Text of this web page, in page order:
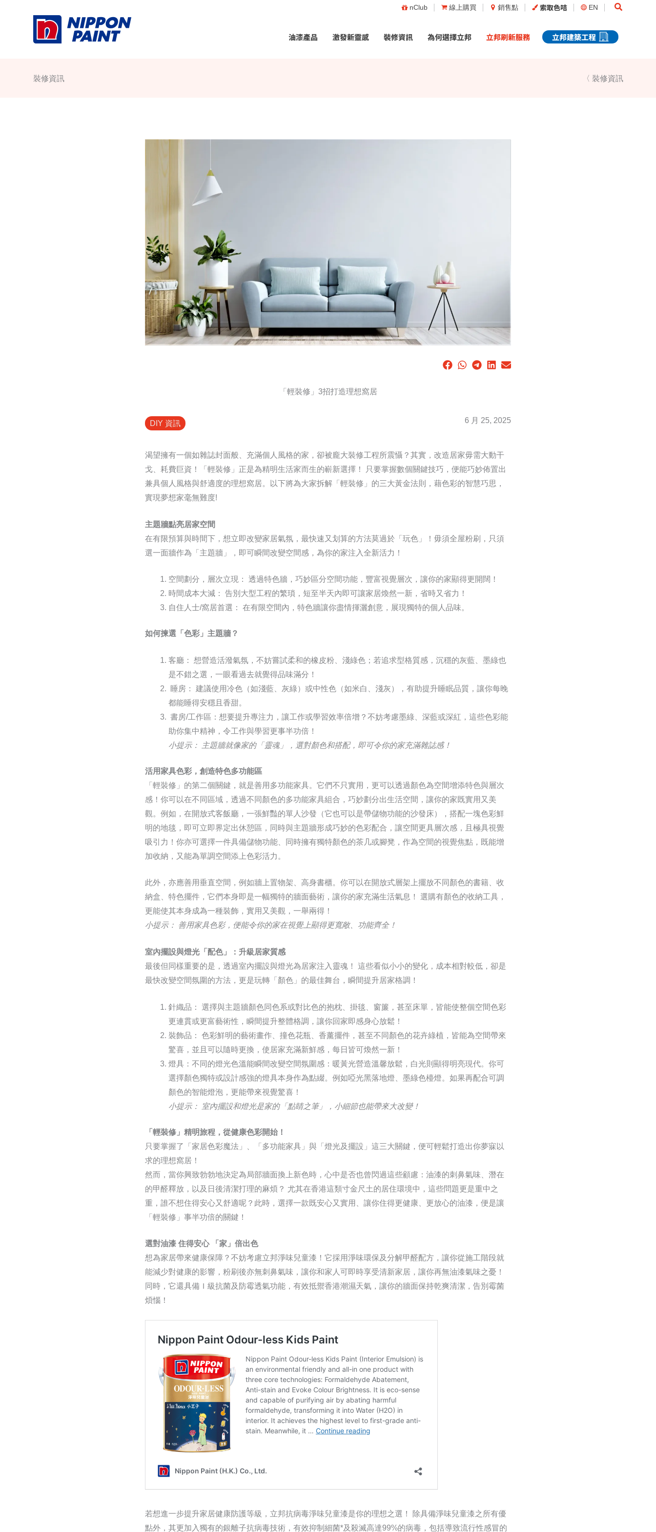
nClub 線上購買 銷售點 索取色咭 EN Search
油漆產品 激發新靈感 裝修資訊 為何選擇立邦 立邦刷新服務 立邦建築工程
裝修資訊 〈 裝修資訊
「輕裝修」3招打造理想窩居
DIY 資訊 6 月 25, 2025
渴望擁有一個如雜誌封面般、充滿個人風格的家，卻被龐大裝修工程所震懾？其實，改造居家毋需大動干
戈、耗費巨資！「輕裝修」正是為精明生活家而生的嶄新選擇！ 只要掌握數個關鍵技巧，便能巧妙佈置出
兼具個人風格與舒適度的理想窩居。以下將為大家拆解「輕裝修」的三大黃金法則，藉色彩的智慧巧思，
實現夢想家毫無難度!
主題牆點亮居家空間
在有限預算與時間下，想立即改變家居氣氛，最快速又划算的方法莫過於「玩色」！毋須全屋粉刷，只須
選一面牆作為「主題牆」，即可瞬間改變空間感，為你的家注入全新活力！
空間劃分，層次立現： 透過特色牆，巧妙區分空間功能，豐富視覺層次，讓你的家顯得更開闊！
時間成本大減： 告別大型工程的繁瑣，短至半天內即可讓家居煥然一新，省時又省力！
自住人士/窩居首選： 在有限空間內，特色牆讓你盡情揮灑創意，展現獨特的個人品味。
如何揀選「色彩」主題牆？
客廳： 想營造活潑氣氛，不妨嘗試柔和的橡皮粉、淺綠色；若追求型格質感，沉穩的灰藍、墨綠也
是不錯之選，一眼看過去就覺得品味滿分！
睡房： 建議使用冷色（如淺藍、灰綠）或中性色（如米白、淺灰），有助提升睡眠品質，讓你每晚
都能睡得安穩且香甜。
書房/工作區：想要提升專注力，讓工作或學習效率倍增？不妨考慮墨綠、深藍或深紅，這些色彩能
助你集中精神，令工作與學習更事半功倍！
小提示： 主題牆就像家的「靈魂」，選對顏色和搭配，即可令你的家充滿雜誌感！
活用家具色彩，創造特色多功能區
「輕裝修」的第二個關鍵，就是善用多功能家具。它們不只實用，更可以透過顏色為空間增添特色與層次
感！你可以在不同區域，透過不同顏色的多功能家具組合，巧妙劃分出生活空間，讓你的家既實用又美
觀。例如，在開放式客飯廳，一張鮮豔的單人沙發（它也可以是帶儲物功能的沙發床），搭配一塊色彩鮮
明的地毯，即可立即界定出休憩區，同時與主題牆形成巧妙的色彩配合，讓空間更具層次感，且極具視覺
吸引力！你亦可選擇一件具備儲物功能、同時擁有獨特顏色的茶几或腳凳，作為空間的視覺焦點，既能增
加收納，又能為單調空間添上色彩活力。
此外，亦應善用垂直空間，例如牆上置物架、高身書櫃。你可以在開放式層架上擺放不同顏色的書籍、收
納盒、特色擺件，它們本身即是一幅獨特的牆面藝術，讓你的家充滿生活氣息！ 選購有顏色的收納工具，
更能使其本身成為一種裝飾，實用又美觀，一舉兩得！
小提示： 善用家具色彩，便能令你的家在視覺上顯得更寬敞、功能齊全！
室內擺設與燈光「配色」：升級居家質感
最後但同樣重要的是，透過室內擺設與燈光為居家注入靈魂！ 這些看似小小的變化，成本相對較低，卻是
最快改變空間氛圍的方法，更是玩轉「顏色」的最佳舞台，瞬間提升居家格調！
針織品： 選擇與主題牆顏色同色系或對比色的抱枕、掛毯、窗簾，甚至床單，皆能使整個空間色彩
更連貫或更富藝術性，瞬間提升整體格調，讓你回家即感身心放鬆！
裝飾品： 色彩鮮明的藝術畫作、撞色花瓶、香薰擺件，甚至不同顏色的花卉綠植，皆能為空間帶來
驚喜，並且可以隨時更換，使居家充滿新鮮感，每日皆可煥然一新！
燈具：不同的燈光色溫能瞬間改變空間氛圍感：暖黃光營造溫馨放鬆，白光則顯得明亮現代。你可
選擇顏色獨特或設計感強的燈具本身作為點綴。例如啞光黑落地燈、墨綠色檯燈。如果再配合可調
顏色的智能燈泡，更能帶來視覺驚喜！
小提示： 室內擺設和燈光是家的「點睛之筆」，小細節也能帶來大改變！
「輕裝修」精明旅程，從健康色彩開始！
只要掌握了「家居色彩魔法」、「多功能家具」與「燈光及擺設」這三大關鍵，便可輕鬆打造出你夢寐以
求的理想窩居！
然而，當你興致勃勃地決定為局部牆面換上新色時，心中是否也曾閃過這些顧慮：油漆的刺鼻氣味、潛在
的甲醛釋放，以及日後清潔打理的麻煩？ 尤其在香港這類寸金尺土的居住環境中，這些問題更是重中之
重，誰不想住得安心又舒適呢？此時，選擇一款既安心又實用、讓你住得更健康、更放心的油漆，便是讓
「輕裝修」事半功倍的關鍵！
選對油漆 住得安心 「家」倍出色
想為家居帶來健康保障？不妨考慮立邦淨味兒童漆！它採用淨味環保及分解甲醛配方，讓你從施工階段就
能減少對健康的影響，粉刷後亦無刺鼻氣味，讓你和家人可即時享受清新家居，讓你再無油漆氣味之憂！
同時，它還具備Ｉ級抗菌及防霉透氣功能，有效抵禦香港潮濕天氣，讓你的牆面保持乾爽清潔，告別霉菌
煩惱！
若想進一步提升家居健康防護等級，立邦抗病毒淨味兒童漆是你的理想之選！ 除具備淨味兒童漆之所有優
點外，其更加入獨有的銀離子抗病毒技術，有效抑制細菌*及殺滅高達99%的病毒，包括導致流行性感冒的